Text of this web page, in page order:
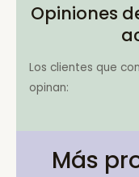
Opiniones
Los clientes que
opinan:
Más